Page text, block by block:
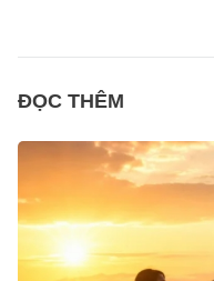
ĐỌC THÊM